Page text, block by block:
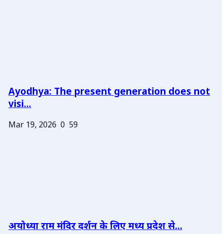
Ayodhya: The present generation does not
visi...
Mar 19, 2026 0 59
अयोध्या राम मंदिर दर्शन के लिए मध्य प्रदेश से...